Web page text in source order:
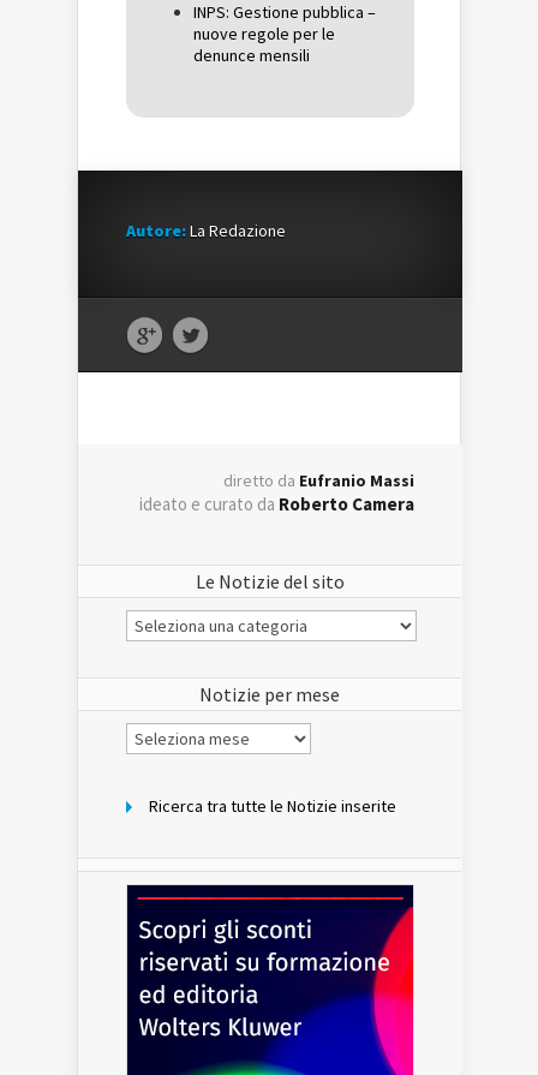
INPS: Gestione pubblica –
nuove regole per le
denunce mensili
Autore:La Redazione
diretto da Eufranio Massi
ideato e curato da Roberto Camera
Le Notizie del sito
Le
Notizie
Notizie per mese
Notizie
per
Ricerca tra tutte le Notizie inserite